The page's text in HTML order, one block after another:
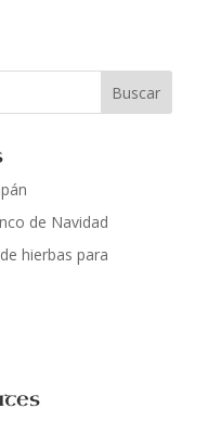
de Navidad
hierbas para